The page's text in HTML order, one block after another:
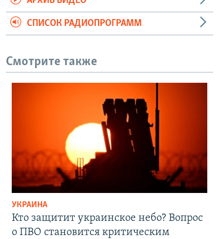
СПИСОК РАДИОПРОГРАММ
Смотрите также
УКРАИНА
Кто защитит украинское небо? Вопрос
о ПВО становится критическим